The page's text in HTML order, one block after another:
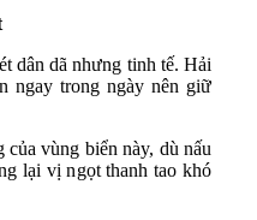
dân dã nhưng tinh tế. Hải
ngay trong ngày nên giữ
của vùng biển này, dù nấu
lại vị ngọt thanh tao khó